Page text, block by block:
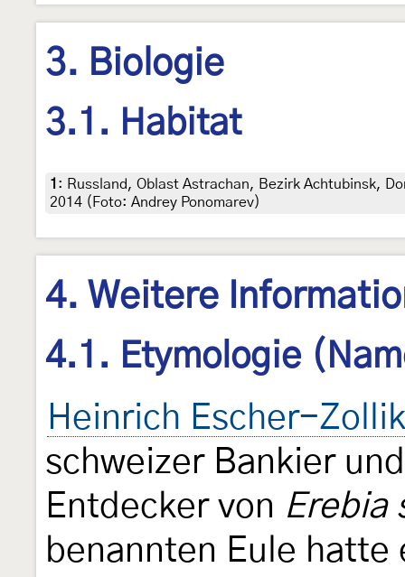
3. Biologie
3.1. Habitat
1 : Russland, Oblast Astrachan, Bezirk Achtubinsk,
2014 (Foto: Andrey Ponomarev)
4. Weitere
4.1. Etymologie
Heinrich Escher-
schweizer Bankier
Entdecker von Erebia
benannten Eule